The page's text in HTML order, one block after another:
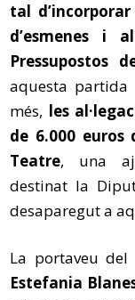
tal
d’esmenes i
Pressupostos
aquesta
més, les
de 6.000
Teatre, una
destinat la
desaparegut a
La portaveu
Estefania